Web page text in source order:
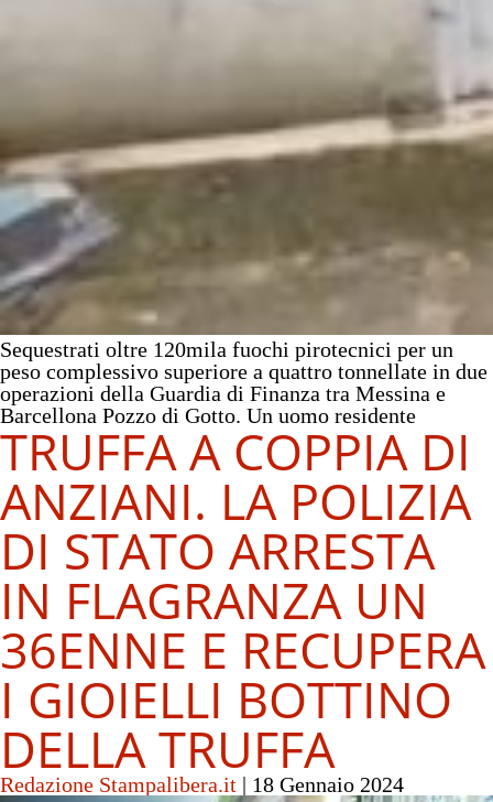
Sequestrati oltre 120mila fuochi pirotecnici per un
peso complessivo superiore a quattro tonnellate in due
operazioni della Guardia di Finanza tra Messina e
Barcellona Pozzo di Gotto. Un uomo residente
TRUFFA A COPPIA DI
ANZIANI. LA POLIZIA
DI STATO ARRESTA
IN FLAGRANZA UN
36ENNE E RECUPERA
I GIOIELLI BOTTINO
DELLA TRUFFA
Redazione Stampalibera.it | 18 Gennaio 2024